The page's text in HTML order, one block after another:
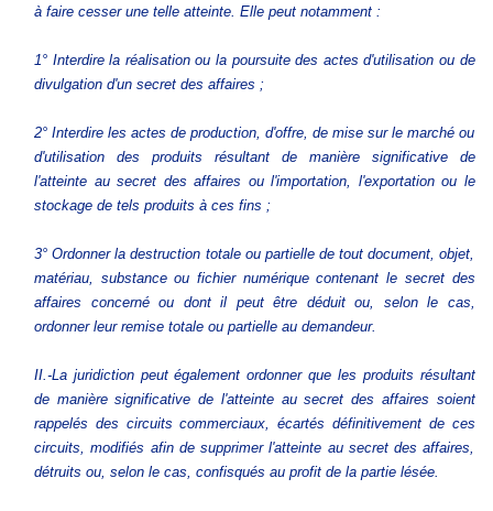
à faire cesser une telle atteinte. Elle peut notamment :
1° Interdire la réalisation ou la poursuite des actes d'utilisation ou de
divulgation d'un secret des affaires ;
2° Interdire les actes de production, d'offre, de mise sur le marché ou
d'utilisation des produits résultant de manière significative de
l'atteinte au secret des affaires ou l'importation, l'exportation ou le
stockage de tels produits à ces fins ;
3° Ordonner la destruction totale ou partielle de tout document, objet,
matériau, substance ou fichier numérique contenant le secret des
affaires concerné ou dont il peut être déduit ou, selon le cas,
ordonner leur remise totale ou partielle au demandeur.
II.-La juridiction peut également ordonner que les produits résultant
de manière significative de l'atteinte au secret des affaires soient
rappelés des circuits commerciaux, écartés définitivement de ces
circuits, modifiés afin de supprimer l'atteinte au secret des affaires,
détruits ou, selon le cas, confisqués au profit de la partie lésée.